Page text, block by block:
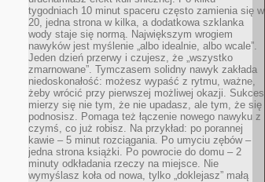
tygodniach 10 minut spaceru często zamienia się w
20, jedna strona w kilka, a dodatkowa szklanka
wody staje się normą. Największym wrogiem
nawyków jest myślenie „albo idealnie, albo wcale”.
Jeden dzień przerwy i czujesz, że „wszystko
zmarnowane”. Tymczasem solidny nawyk zakłada
niedoskonałość: możesz wypaść z rytmu, ważne,
żeby wrócić przy pierwszej możliwej okazji. Sukces
mierzy się nie tym, że nie upadasz, ale tym, że się
podnosisz. Pomaga też łączenie nowego nawyku z
czymś, co już robisz. Na przykład: po porannej
kawie – 5 minut rozciągania. Po umyciu zębów –
jedna strona książki. Po powrocie do domu – 2
minuty odkładania rzeczy na miejsce. Nie
wymyślasz koła od nowa, tylko „doklejasz” małą